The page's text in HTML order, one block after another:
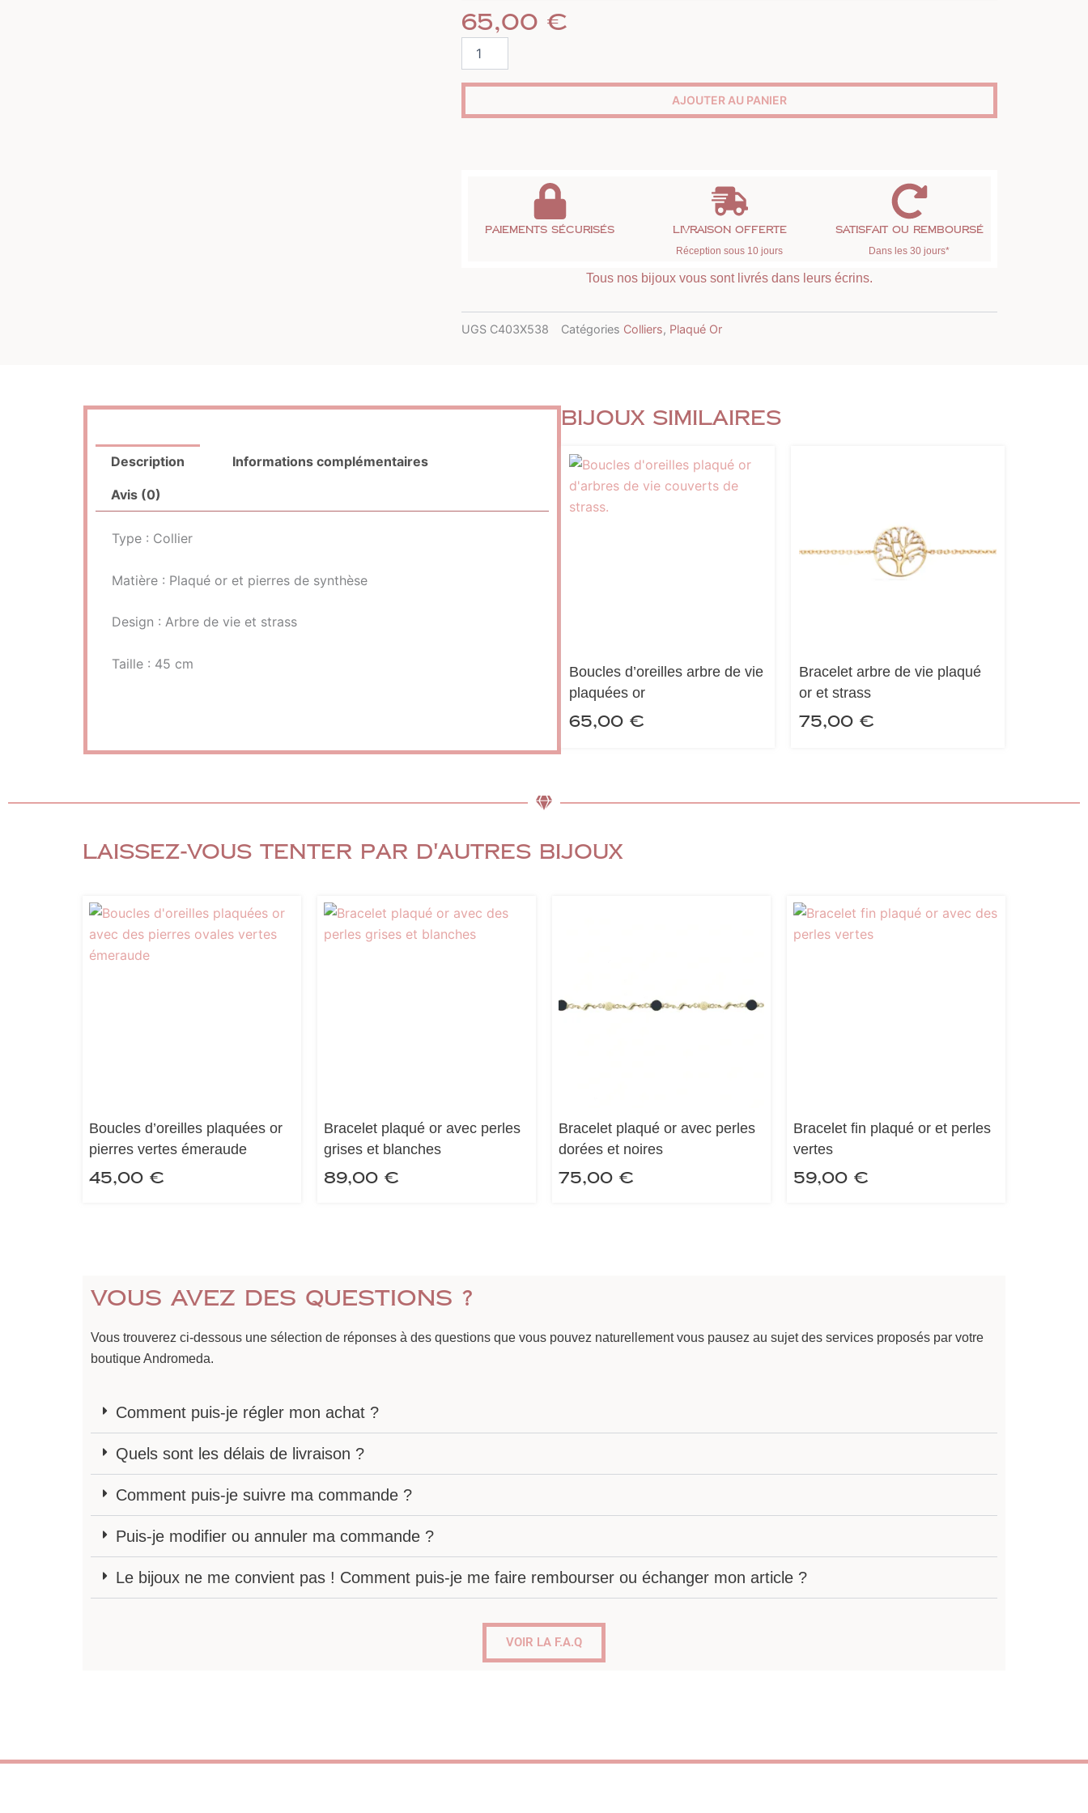
65,00€
AJOUTER AU PANIER
Paiements sécurisés Livraison offerte
Réception sous 10 jours
Satisfait ou remboursé
Dans les 30 jours*
Tous nos bijoux vous sont livrés dans leurs écrins.
UGS C403X538 Catégories Colliers, Plaqué Or
Description Informations complémentaires
Avis (0)
Type : Collier
Matière : Plaqué or et pierres de synthèse
Design : Arbre de vie et strass
Taille : 45 cm
Bijoux similaires
Boucles d’oreilles arbre de vie
plaquées or
65,00€
Bracelet arbre de vie plaqué
or et strass
75,00€
Laissez-vous tenter par d'autres bijoux
Boucles d’oreilles plaquées or
pierres vertes émeraude
45,00 €
Bracelet plaqué or avec perles
grises et blanches
89,00 €
Bracelet plaqué or avec perles
dorées et noires
75,00 €
Bracelet fin plaqué or et perles
vertes
59,00 €
Vous avez des questions ?
Vous trouverez ci-dessous une sélection de réponses à des questions que vous pouvez naturellement vous pausez au sujet des services proposés par votre
boutique Andromeda.
Comment puis-je régler mon achat ?
Quels sont les délais de livraison ?
Comment puis-je suivre ma commande ?
Puis-je modifier ou annuler ma commande ?
Le bijoux ne me convient pas ! Comment puis-je me faire rembourser ou échanger mon article ?
VOIR LA F.A.Q